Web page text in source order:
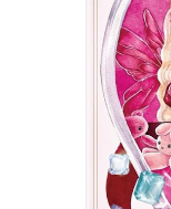
カード関連グッズ